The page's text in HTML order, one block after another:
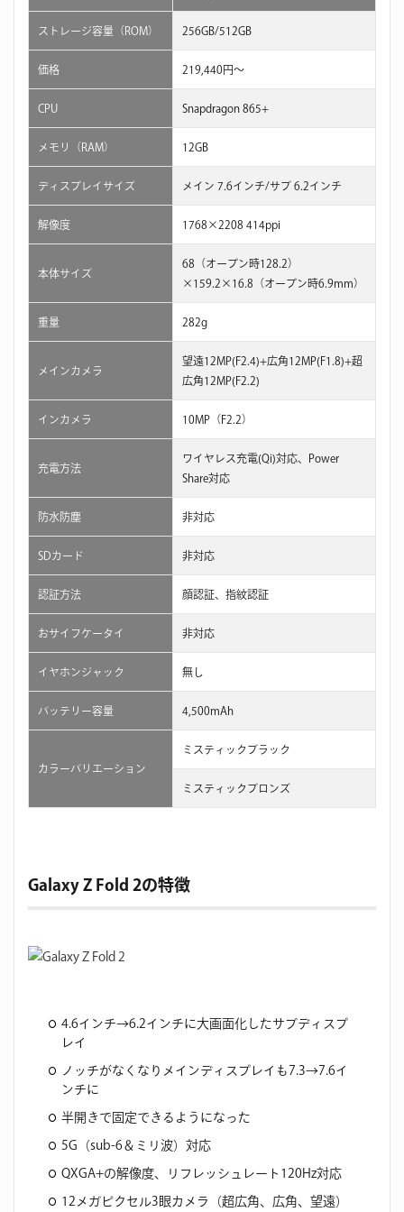
ストレージ容量（ROM） 256GB/512GB
価格 219,440円〜
CPU Snapdragon 865+
メモリ（RAM） 12GB
ディスプレイサイズ メイン 7.6インチ/サブ 6.2インチ
解像度 1768×2208 414ppi
本体サイズ
68（オープン時128.2）
×159.2×16.8（オープン時6.9mm）
重量 282g
メインカメラ
望遠12MP(F2.4)+広角12MP(F1.8)+超
広角12MP(F2.2)
インカメラ 10MP（F2.2）
充電方法
ワイヤレス充電(Qi)対応、Power
Share対応
防水防塵 非対応
SDカード 非対応
認証方法 顔認証、指紋認証
おサイフケータイ 非対応
イヤホンジャック 無し
バッテリー容量 4,500mAh
カラーバリエーション
ミスティックブラック
ミスティックブロンズ
Galaxy Z Fold 2の特徴
4.6インチ→6.2インチに大画面化したサブディスプ
レイ
ノッチがなくなりメインディスプレイも7.3→7.6イ
ンチに
半開きで固定できるようになった
5G（sub-6＆ミリ波）対応
QXGA+の解像度、リフレッシュレート120Hz対応
12メガピクセル3眼カメラ（超広角、広角、望遠）